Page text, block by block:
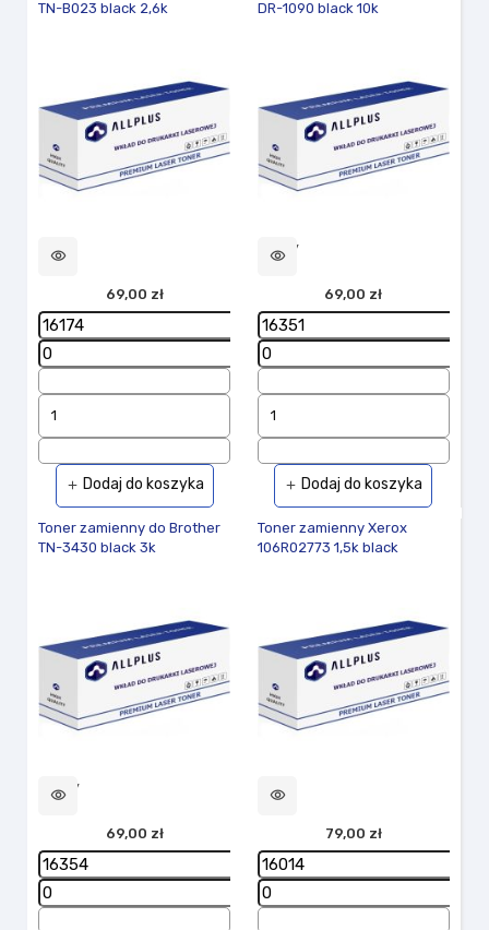
TN-B023 black 2,6k
visibility
69,00 zł
add Dodaj do koszyka
DR-1090 black 10k
Nowy
visibility
69,00 zł
add Dodaj do koszyka
Toner zamienny do Brother
TN-3430 black 3k
Nowy
visibility
69,00 zł
Toner zamienny Xerox
106R02773 1,5k black
visibility
79,00 zł